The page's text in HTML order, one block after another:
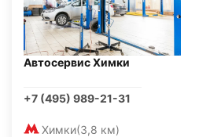
Автосервис Химки
+7 (495) 989-21-31
Химки(3,8 км)